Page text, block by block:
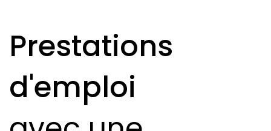
Prestations
d'emploi